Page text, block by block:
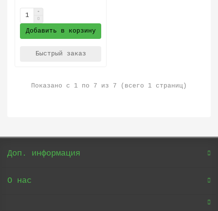
Добавить в корзину
Быстрый заказ
Показано с 1 по 7 из 7 (всего 1 страниц)
Доп. информация
О нас